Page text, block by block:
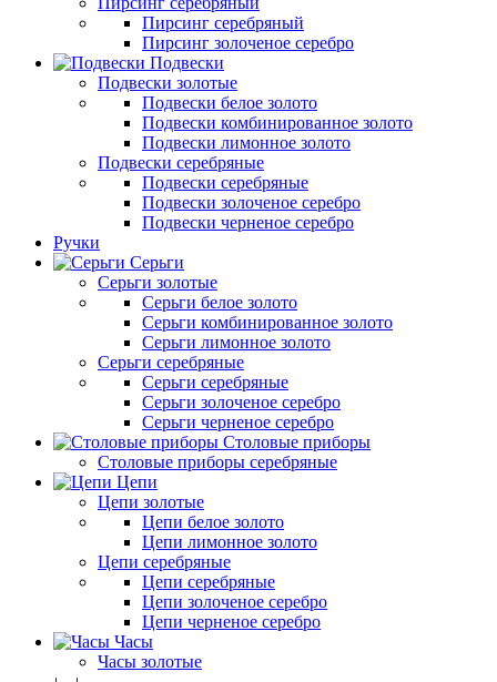
Пирсинг серебряный
Пирсинг золоченое серебро
Подвески
Подвески золотые
Подвески белое золото
Подвески комбинированное золото
Подвески лимонное золото
Подвески серебряные
Подвески серебряные
Подвески золоченое серебро
Подвески черненое серебро
Ручки
Серьги
Серьги золотые
Серьги белое золото
Серьги комбинированное золото
Серьги лимонное золото
Серьги серебряные
Серьги серебряные
Серьги золоченое серебро
Серьги черненое серебро
Столовые приборы
Столовые приборы серебряные
Цепи
Цепи золотые
Цепи белое золото
Цепи лимонное золото
Цепи серебряные
Цепи серебряные
Цепи золоченое серебро
Цепи черненое серебро
Часы
Часы золотые